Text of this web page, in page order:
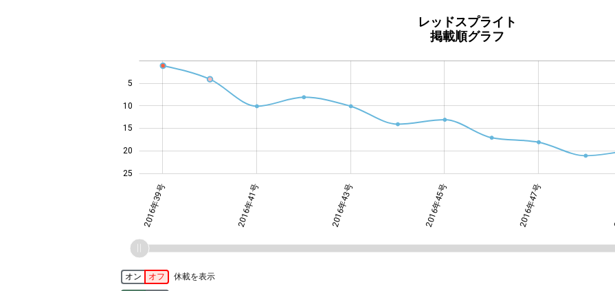
レッドスプライト
掲載順グラフ
10
25
20
15
5
2016年39号 2016年41号 2016年43号 2016年45号 2016年47号
オン オフ 休載を表示